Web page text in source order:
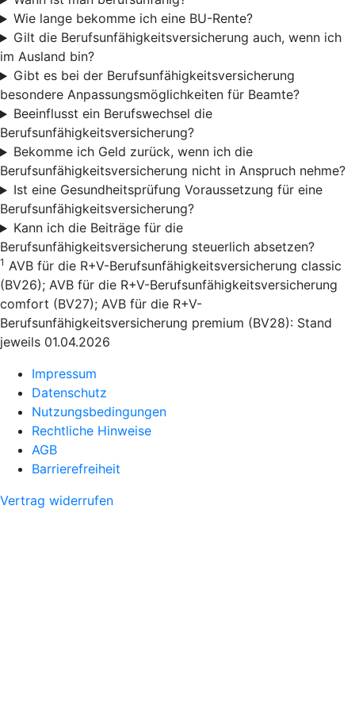
Wie lange bekomme ich eine BU-Rente?
Gilt die Berufsunfähigkeitsversicherung auch, wenn ich
im Ausland bin?
Gibt es bei der Berufsunfähigkeitsversicherung
besondere Anpassungsmöglichkeiten für Beamte?
Beeinflusst ein Berufswechsel die
Berufsunfähigkeitsversicherung?
Bekomme ich Geld zurück, wenn ich die
Berufsunfähigkeitsversicherung nicht in Anspruch nehme?
Ist eine Gesundheitsprüfung Voraussetzung für eine
Berufsunfähigkeitsversicherung?
Kann ich die Beiträge für die
Berufsunfähigkeitsversicherung steuerlich absetzen?
1 AVB für die R+V-Berufsunfähigkeitsversicherung classic
(BV26); AVB für die R+V-Berufsunfähigkeitsversicherung
comfort (BV27); AVB für die R+V-
Berufsunfähigkeitsversicherung premium (BV28): Stand
jeweils 01.04.2026
Impressum
Datenschutz
Nutzungsbedingungen
Rechtliche Hinweise
AGB
Barrierefreiheit
Vertrag widerrufen